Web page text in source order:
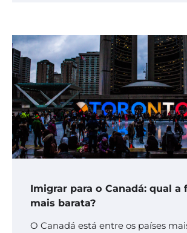
Imigrar para o Canadá: qual a
mais barata?
O Canadá está entre os países